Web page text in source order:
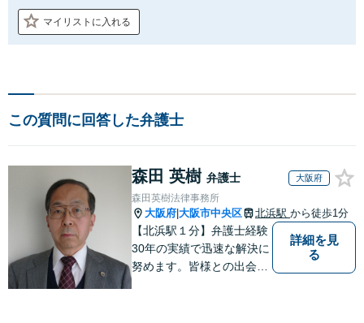
マイリストに入れる
この質問に回答した弁護士
森田 英樹 弁護士 大阪府
森田英樹法律事務所
大阪府 大阪市中央区 北浜駅 から徒歩1分
【北浜駅１分】弁護士経験
30年の実績で迅速な解決に
努めます。皆様との出会い
詳細を見
る